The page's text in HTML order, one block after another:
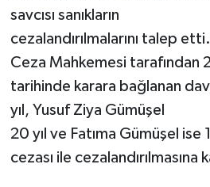
savcısı sanıkların
cezalandırılmalarını talep
Ceza Mahkemesi tarafından
tarihinde karara bağlanan
yıl, Yusuf Ziya Gümüşel
20 yıl ve Fatıma Gümüşel ise
cezası ile